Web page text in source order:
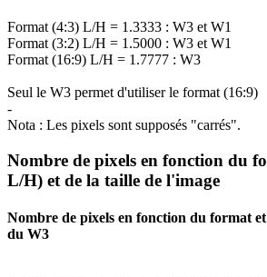
Format (4:3) L/H = 1.3333 : W3 et W1
Format (3:2) L/H = 1.5000 : W3 et W1
Format (16:9) L/H = 1.7777 : W3
Seul le W3 permet d'utiliser le format (16:9)
-
Nota : Les pixels sont supposés "carrés".
Nombre de pixels en fonction du
L/H) et de la taille de l'image
Nombre de pixels en fonction du format
du W3